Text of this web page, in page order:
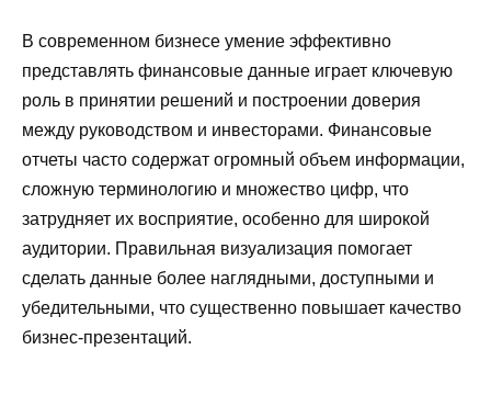
В современном бизнесе умение эффективно
представлять финансовые данные играет ключевую
роль в принятии решений и построении доверия
между руководством и инвесторами. Финансовые
отчеты часто содержат огромный объем информации,
сложную терминологию и множество цифр, что
затрудняет их восприятие, особенно для широкой
аудитории. Правильная визуализация помогает
сделать данные более наглядными, доступными и
убедительными, что существенно повышает качество
бизнес-презентаций.